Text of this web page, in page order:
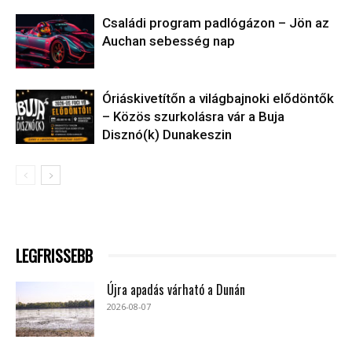
Családi program padlógázon – Jön az
Auchan sebesség nap
Óriáskivetítőn a világbajnoki elődöntők
– Közös szurkolásra vár a Buja
Disznó(k) Dunakeszin
LEGFRISSEBB
Újra apadás várható a Dunán
2026-08-07